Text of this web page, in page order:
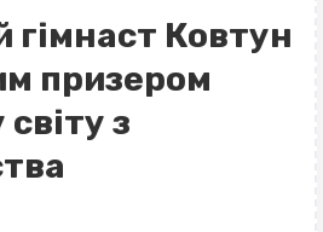
гімнаст Ковтун
призером
з